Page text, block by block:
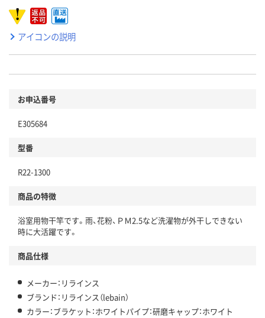
アイコンの説明
お申込番号
E305684
型番
R22-1300
商品の特徴
浴室用物干竿です。雨、花粉、ＰＭ2.5など洗濯物が外干しできない
時に大活躍です。
商品仕様
メーカー：リラインス
ブランド：リラインス（lebain）
カラー：ブラケット：ホワイトパイプ：研磨キャップ：ホワイト